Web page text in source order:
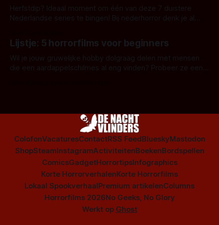
Herfstdip? Ideaal moment om één van deze 7 duistere
Nederlandse series te bingen! Bij nederhorror denk je al
Amsterdamned of The Johnsons. Maar Nederlandse horror
is niet beperkt tot films. Hier een aantal Nederlandse tv-
series uit het duistere of horrorgenre. Als
Lijstje: 5 horrorfilms voor beginners
Wil je jouw gruwelijke hobby dolgraag delen met mensen
die een aardappelschilmes al eng vinden? Probeer ze eens
ColofonVacaturesContactRSS FeedBlueskyMastodon
ShopSteamInstagramActiviteitenBoekenBordspellen
ComicsGadgetHorrortipsInfographics
Korte HorrorverhalenKorte Horrorfilms
Lokaal SpookverhaalPremium artikelenColumns
Horrorfilms 2026No Geeks, No Glory
Werkt op Ghost